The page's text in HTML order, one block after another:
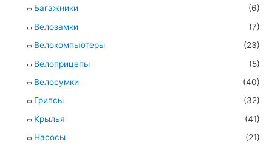
Багажники
(6)
Велозамки
(7)
Велокомпьютеры
(23)
Велоприцепы
(5)
Велосумки
(40)
Грипсы
(32)
Крылья
(41)
Насосы
(21)